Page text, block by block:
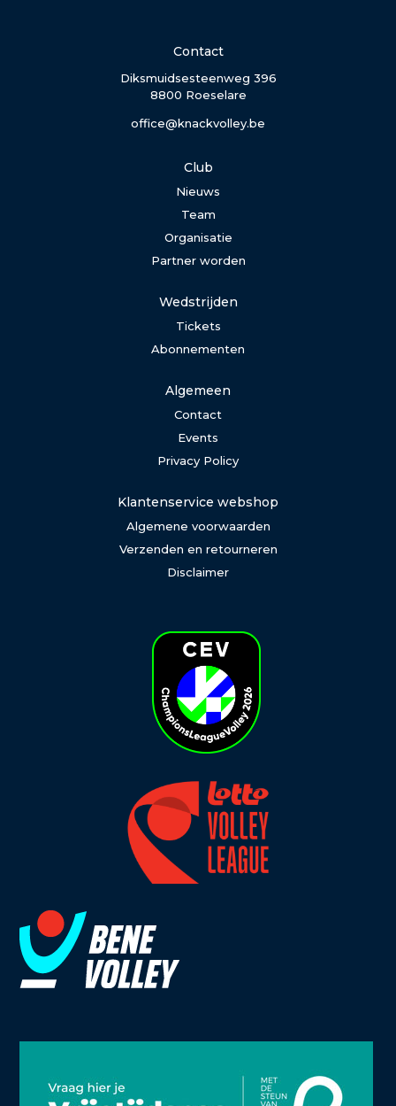
Contact
Diksmuidsesteenweg 396
8800 Roeselare
office@knackvolley.be
Club
Nieuws
Team
Organisatie
Partner worden
Wedstrijden
Tickets
Abonnementen
Algemeen
Contact
Events
Privacy Policy
Klantenservice webshop
Algemene voorwaarden
Verzenden en retourneren
Disclaimer